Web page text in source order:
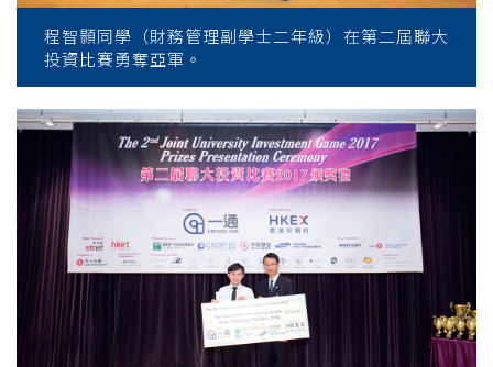
程智顥同學（財務管理副學士二年級）在第二屆聯大
投資比賽勇奪亞軍。